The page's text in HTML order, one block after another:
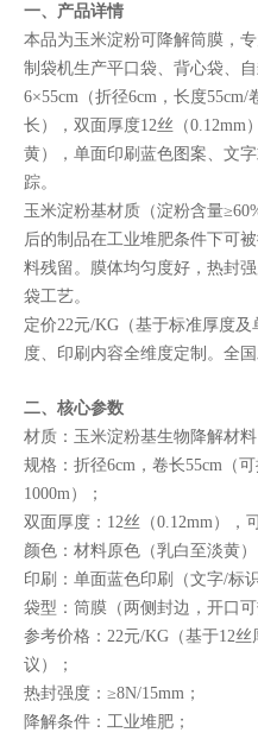
一、产品详情
本品为玉米淀粉可降解筒膜，
制袋机生产平口袋、背心袋、
6×55cm（折径6cm，长度
长），双面厚度12丝（0.12mm
黄），单面印刷蓝色图案、文
踪。
玉米淀粉基材质（淀粉含量
后的制品在工业堆肥条件下可
料残留。膜体均匀度好，热封
袋工艺。
定价22元/KG（基于标准厚度
度、印刷内容全维度定制。全国
二、核心参数
材质：玉米淀粉基生物降解材料
规格：折径6cm，卷长55cm（
1000m）；
双面厚度：12丝（0.12mm），
颜色：材料原色（乳白至淡黄
印刷：单面蓝色印刷（文字/标
袋型：筒膜（两侧封边，开口
参考价格：22元/KG（基于12
议）；
热封强度：≥8N/15mm；
降解条件：工业堆肥；